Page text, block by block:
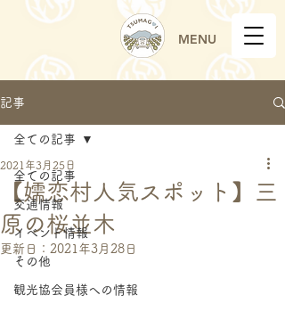
MENU
記事
全ての記事
交通情報
イベント情報
その他
観光協会員様への情報
全ての記事
【嬬恋村人気スポット】三
原の桜並木
2021年3月25日
更新日： 2021年3月28日